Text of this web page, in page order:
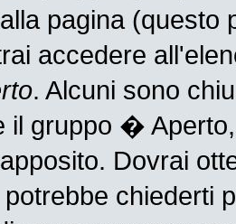
pagina
accedere
. Alcuni sono
il gruppo �
Dovrai
chiederti